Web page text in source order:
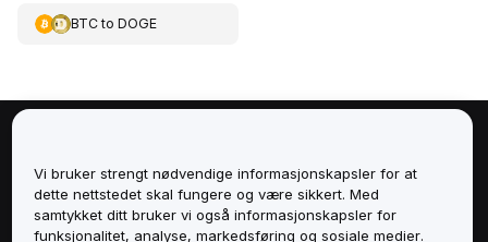
BTCto DOGE
Tjenester
Vi bruker strengt nødvendige informasjonskapsler for at
dette nettstedet skal fungere og være sikkert. Med
samtykket ditt bruker vi også informasjonskapsler for
funksjonalitet, analyse, markedsføring og sosiale medier.